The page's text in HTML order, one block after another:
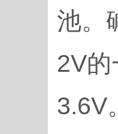
池。
2V
3.6V